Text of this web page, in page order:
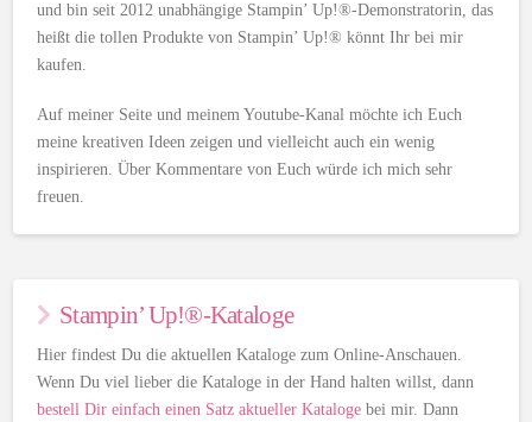
und bin seit 2012 unabhängige Stampin’ Up!®-Demonstratorin, das
heißt die tollen Produkte von Stampin’ Up!® könnt Ihr bei mir
kaufen.
Auf meiner Seite und meinem Youtube-Kanal möchte ich Euch
meine kreativen Ideen zeigen und vielleicht auch ein wenig
inspirieren. Über Kommentare von Euch würde ich mich sehr
freuen.
Stampin’ Up!®-Kataloge
Hier findest Du die aktuellen Kataloge zum Online-Anschauen.
Wenn Du viel lieber die Kataloge in der Hand halten willst, dann
bestell Dir einfach einen Satz aktueller Kataloge bei mir. Dann